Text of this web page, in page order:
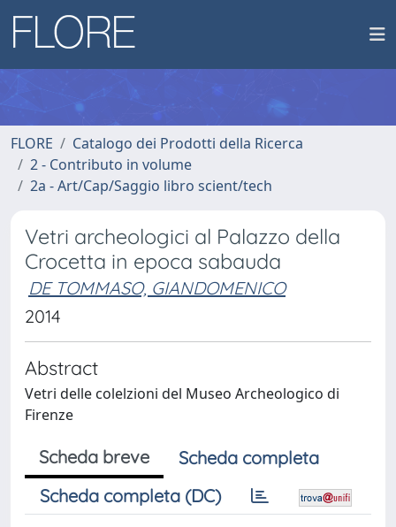
FLORE
Catalogo dei Prodotti della Ricerca
2 - Contributo in volume
2a - Art/Cap/Saggio libro scient/tech
Vetri archeologici al Palazzo della
Crocetta in epoca sabauda
DE TOMMASO, GIANDOMENICO
2014
Abstract
Vetri delle colelzioni del Museo Archeologico di
Firenze
Scheda breve
Scheda completa
Scheda completa (DC)